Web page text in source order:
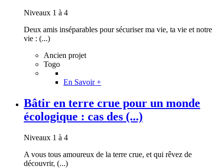
Niveaux 1 à 4
Deux amis inséparables pour sécuriser ma vie, ta vie et notre
vie : (...)
Ancien projet
Togo
En Savoir +
Bâtir en terre crue pour un monde
écologique : cas des (...)
Niveaux 1 à 4
A vous tous amoureux de la terre crue, et qui rêvez de
découvrir, (...)